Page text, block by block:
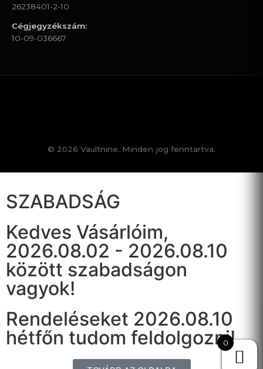
26238401-2-10
Cégjegyzékszám:
10-09-036667
© 2026 Vaultnine. Minden jog fenntartva.
0
SZABADSÁG
Kedves Vásárlóim,
2026.08.02 - 2026.08.10
között szabadságon
vagyok!
Rendeléseket 2026.08.10
hétfőn tudom feldolgozni!